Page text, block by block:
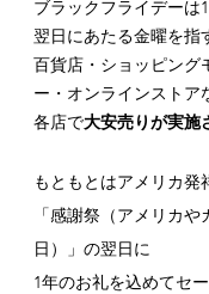
ブラックフライデーは
翌日にあたる金曜を指
百貨店・ショッピング
ー・オンラインストア
各店で大安売りが実施
もともとはアメリカ発
「感謝祭（アメリカ
日）」の翌日に
1年のお礼を込めてセ